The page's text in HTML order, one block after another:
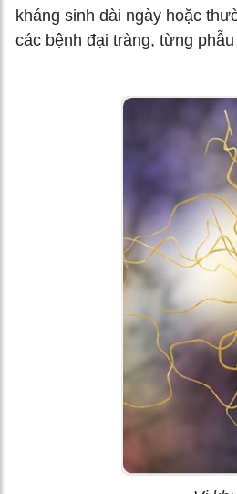
kháng sinh dài ngày hoặc
các bệnh đại tràng, từng